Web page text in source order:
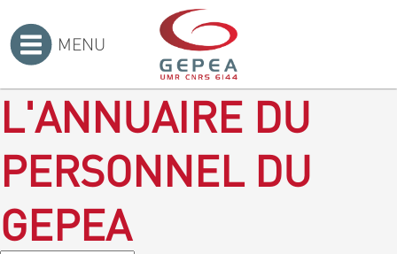
MENU
L'ANNUAIRE DU
PERSONNEL DU
GEPEA